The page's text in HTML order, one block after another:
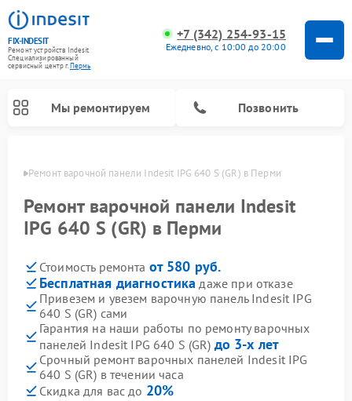
FIX-INDESIT
Ремонт устройств Indesit
Специализированный
cервисный центр г.Пермь
+7 (342) 254-93-15
Ежедневно, с 10:00 до 20:00
Мы ремонтируем Позвонить
Ремонт варочной панели Indesit IPG 640 S (GR) в Перми
Ремонт варочной панели Indesit
IPG 640 S (GR) в Перми
Стоимость ремонта от 580 руб.
Бесплатная диагностика даже при отказе
Привезем и увезем варочную панель Indesit IPG
640 S (GR) сами
Гарантия на наши работы по ремонту варочных
панелей Indesit IPG 640 S (GR) до 3-х лет
Срочный ремонт варочных панелей Indesit IPG
640 S (GR) в течении часа
Скидка для вас до 20%